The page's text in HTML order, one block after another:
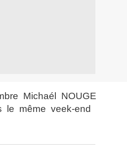
Michaél NOUGE
le même veek-end